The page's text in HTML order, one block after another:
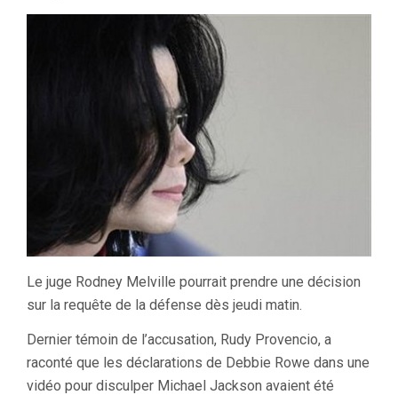
Le juge Rodney Melville pourrait prendre une décision
sur la requête de la défense dès jeudi matin.
Dernier témoin de l’accusation, Rudy Provencio, a
raconté que les déclarations de Debbie Rowe dans une
vidéo pour disculper Michael Jackson avaient été